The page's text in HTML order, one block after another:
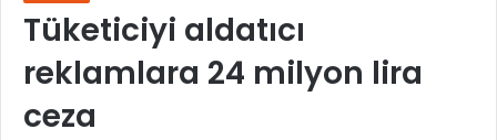
Tüketiciyi aldatıcı
reklamlara 24 milyon lira
ceza